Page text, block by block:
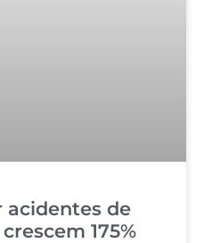
acidentes de
175%